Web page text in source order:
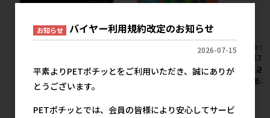
900スリム ※メーカー直送と
なります｡※発注単位･最低ご
購入金額にご注意下さい
メーカー希望小売価格
[スペクトラムブランズジャパ
ぶくセット SP-17BU
[ジェック
魚)] 楽ア
カー直送
位･最低
お知らせ バイヤー利用規約改定のお知らせ
2026-07-15
平素よりPETポチッとをご利用いただき、誠にありが
とうございます。
PETポチッとでは、会員の皆様により安心してサービ